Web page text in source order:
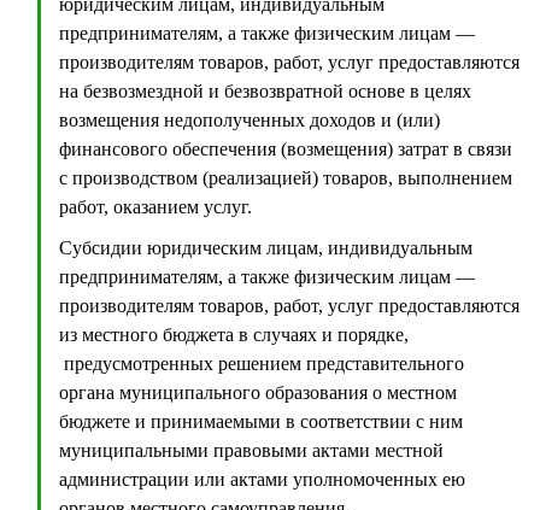
предпринимателям, а также физическим лицам —
производителям товаров, работ, услуг предоставляются
на безвозмездной и безвозвратной основе в целях
возмещения недополученных доходов и (или)
финансового обеспечения (возмещения) затрат в связи
с производством (реализацией) товаров, выполнением
работ, оказанием услуг.
Субсидии юридическим лицам, индивидуальным
предпринимателям, а также физическим лицам —
производителям товаров, работ, услуг предоставляются
из местного бюджета в случаях и порядке,
предусмотренных решением представительного
органа муниципального образования о местном
бюджете и принимаемыми в соответствии с ним
муниципальными правовыми актами местной
администрации или актами уполномоченных ею